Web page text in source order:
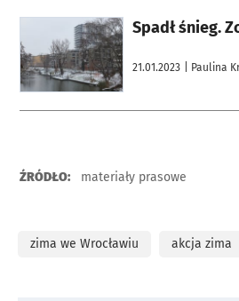
Spadł śnieg.
21.01.2023 | Paulina
otworzy się w nowej karcie
ŹRÓDŁO: materiały prasowe
zima we Wrocławiu akcja zima